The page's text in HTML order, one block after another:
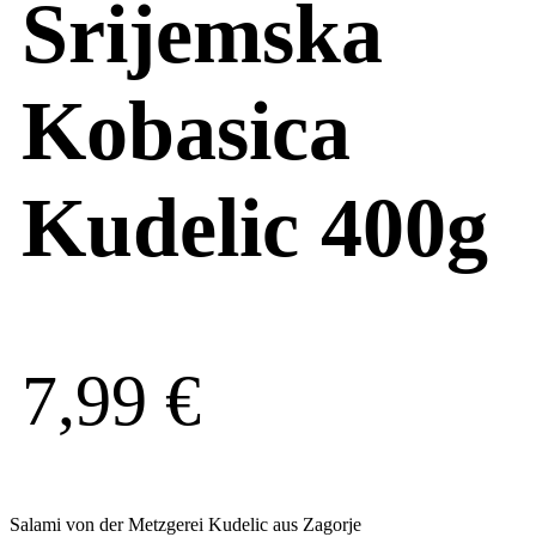
Srijemska
Kobasica
Kudelic 400g
7,99 €
Salami von der Metzgerei Kudelic aus Zagorje